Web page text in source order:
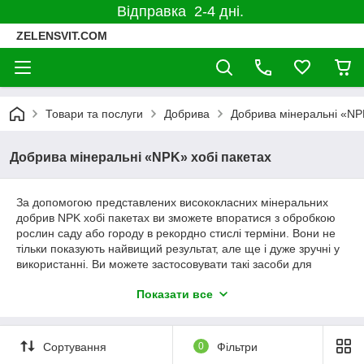
Відправка 2-4 дні.
ZELENSVIT.COM
Товари та послуги Добрива Добрива мінеральні
Добрива мінеральні «NPK» хобі пакетах
За допомогою представлених висококласних мінеральних
добрив NPK хобі пакетах ви зможете впоратися з обробкою
рослин саду або городу в рекордно стислі терміни. Вони не
тільки показують найвищий результат, але ще і дуже зручні у
використанні. Ви можете застосовувати такі засоби для
кліматичні умови, в яких проходить обробіток. Кошти будуть
чудової якості. Додатковим бонусом стануть наші доступні
для кожного ціни!
Показати все
Сортування 0 Фільтри